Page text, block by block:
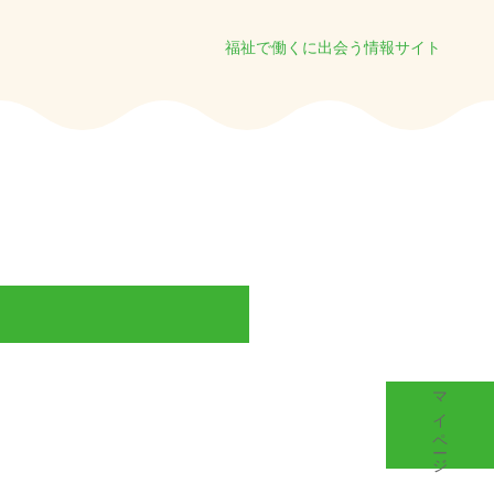
福祉で働くに出会う情報サイト
マイページ